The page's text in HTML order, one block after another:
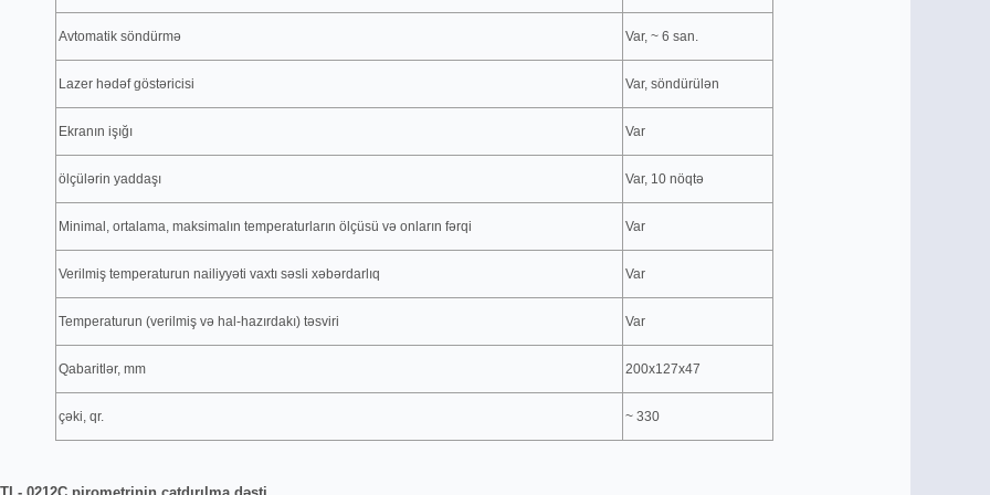
Avtomatik söndürmә Var, ~ 6 san.
Lazer hәdәf göstәricisi Var, söndürülәn
Ekranın işığı Var
ölçülәrin yaddaşı Var, 10 nöqtә
Minimal, ortalama, maksimalın temperaturların ölçüsü vә onların fәrqi Var
Verilmiş temperaturun nailiyyәti vaxtı sәsli xәbәrdarlıq Var
Temperaturun (verilmiş vә hal-hazırdakı) tәsviri Var
Qabaritlәr, mm 200x127x47
çәki, qr. ~ 330